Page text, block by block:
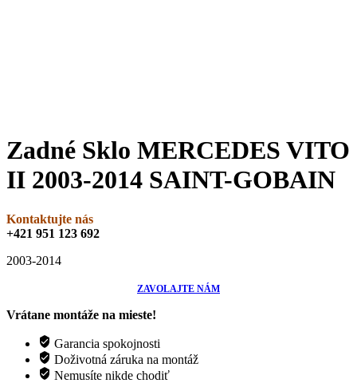
Zadné Sklo MERCEDES VITO
II 2003-2014 SAINT-GOBAIN
Kontaktujte nás
+421 951 123 692
2003-2014
ZAVOLAJTE NÁM
Vrátane montáže na mieste!
Garancia spokojnosti
Doživotná záruka na montáž
Nemusíte nikde chodiť